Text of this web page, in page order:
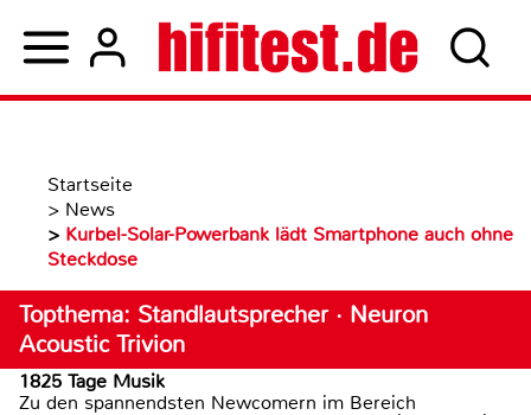
Startseite
> News
> Kurbel-Solar-Powerbank lädt Smartphone auch ohne
Steckdose
Topthema: Standlautsprecher · Neuron
Acoustic Trivion
1825 Tage Musik
Zu den spannendsten Newcomern im Bereich